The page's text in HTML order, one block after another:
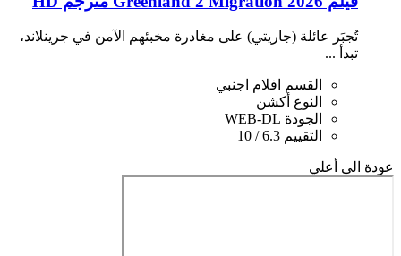
تُجبَر عائلة (جاريتي) على مغادرة مخبئهم الآمن في جرينلاند،
تبدأ ...
القسم
افلام اجنبي
النوع أكشن
الجودة WEB-DL
التقييم 6.3 / 10
عودة الى أعلي